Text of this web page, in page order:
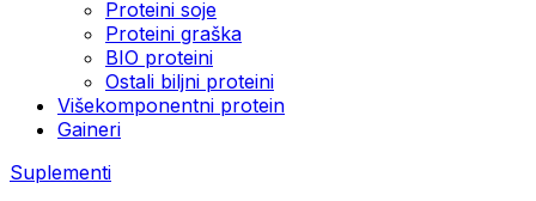
Proteini soje
Proteini graška
BIO proteini
Ostali biljni proteini
Višekomponentni protein
Gaineri
Suplementi